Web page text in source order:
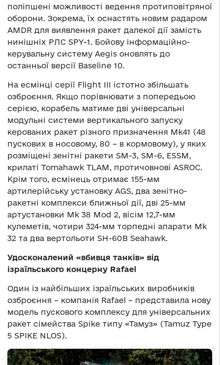
поліпшені можливості ведення протиповітряної
оборони. Зокрема, їх оснастять новим радаром
AMDR для виявлення ракет далекої дії замість
нинішніх РЛС SPY-1. Бойову інформаційно-
керувальну систему Aegis оновлять до
останньої версії Baseline 10.
На есмінці серії Flight III істотно збільшать
озброєння. Якщо порівнювати з попередьою
серією, корабель матиме дві універсальні
модульні системи вертикального запуску
керованих ракет різного призначення Mk41 (48
пускових в носовому, 80 – в кормовому), у яких
розміщені зенітні ракети SM-3, SM-6, ESSM,
крилаті Tomahawk TLAM, протичовнові ASROC.
Крім того, есмінець отримає 155-мм
артилерійську установку AGS, два зенітно-
ракетні комплекси ближньої дії, дві 25-мм
артустановки Mk 38 Mod 2, вісім 12,7-мм
кулеметів, чотири 324-мм торпедні апарати Mk
32 та два вертольоти SH-60B Seahawk.
Удосконалений «вбивця танків» від
ізраїльського концерну Rafael
Один із найбільших ізраїльських виробників
озброєння – компанія Rafael – представила нову
модель пускового комплексу для універсальних
ракет сімейства Spike типу «Тамуз» (Tamuz Type
5 SPIKE NLOS).